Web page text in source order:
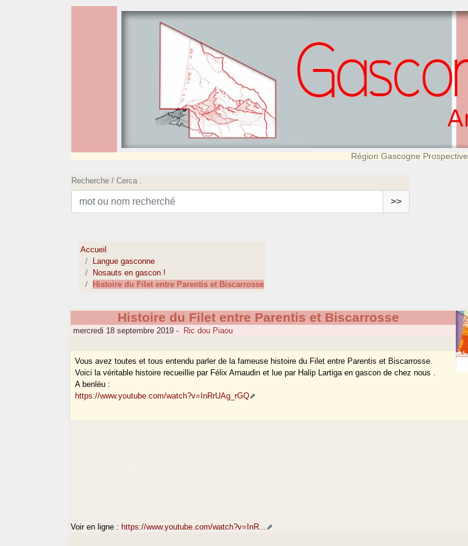
Région Gascogne Prospective
Recherche / Cerca :
>>
Accueil
Langue gasconne
Nosauts en gascon !
Histoire du Filet entre Parentis et Biscarrosse
Histoire du Filet entre Parentis et Biscarrosse
mercredi 18 septembre 2019 - Ric dou Piaou
Vous avez toutes et tous entendu parler de la fameuse histoire du Filet entre Parentis et Biscarrosse.
Voici la véritable histoire recueillie par Félix Arnaudin et lue par Halip Lartiga en gascon de chez nous .
A benlèu :
https://www.youtube.com/watch?v=InRrUAg_rGQ
Voir en ligne : https://www.youtube.com/watch?v=InR...